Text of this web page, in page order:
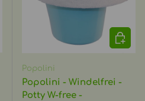
AUSWÄHLEN
Popolini
Popolini - Windelfrei -
Potty W-free -
IN DEN